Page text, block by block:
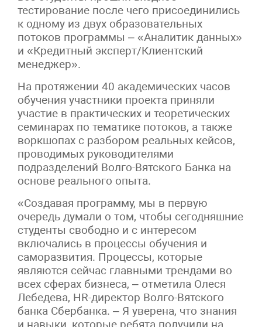
тестирование после чего присоединились
к одному из двух образовательных
потоков программы – «Аналитик данных»
и «Кредитный эксперт/Клиентский
менеджер».
На протяжении 40 академических часов
обучения участники проекта приняли
участие в практических и теоретических
семинарах по тематике потоков, а также
воркшопах с разбором реальных кейсов,
проводимых руководителями
подразделений Волго-Вятского Банка на
основе реального опыта.
«Создавая программу, мы в первую
очередь думали о том, чтобы сегодняшние
студенты свободно и с интересом
включались в процессы обучения и
саморазвития. Процессы, которые
являются сейчас главными трендами во
всех сферах бизнеса, – отметила Олеся
Лебедева, HR-директор Волго-Вятского
банка Сбербанка. – Я уверена, что знания
и навыки, которые ребята получили на